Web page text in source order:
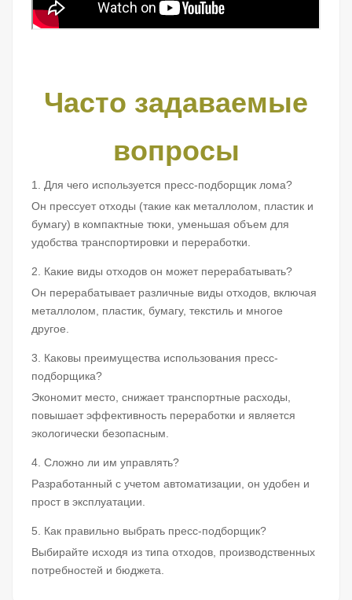
Часто задаваемые
вопросы
1. Для чего используется пресс-подборщик лома?
Он прессует отходы (такие как металлолом, пластик и
бумагу) в компактные тюки, уменьшая объем для
удобства транспортировки и переработки.
2. Какие виды отходов он может перерабатывать?
Он перерабатывает различные виды отходов, включая
металлолом, пластик, бумагу, текстиль и многое
другое.
3. Каковы преимущества использования пресс-
подборщика?
Экономит место, снижает транспортные расходы,
повышает эффективность переработки и является
экологически безопасным.
4. Сложно ли им управлять?
Разработанный с учетом автоматизации, он удобен и
прост в эксплуатации.
5. Как правильно выбрать пресс-подборщик?
Выбирайте исходя из типа отходов, производственных
потребностей и бюджета.